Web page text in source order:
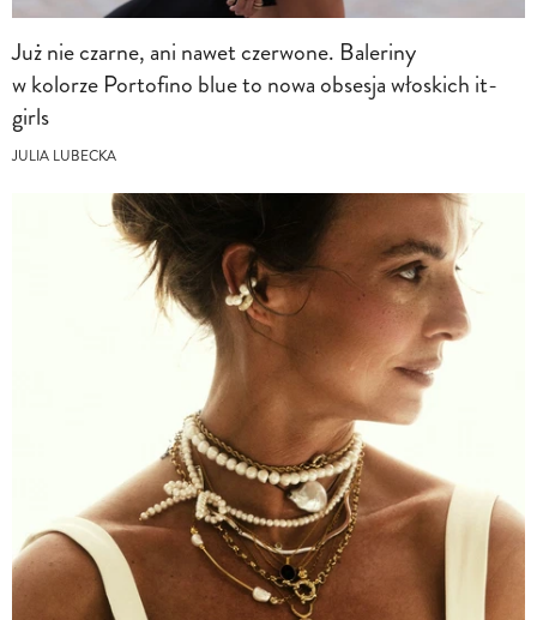
Już nie czarne, ani nawet czerwone. Baleriny
w kolorze Portofino blue to nowa obsesja włoskich it-
girls
JULIA LUBECKA